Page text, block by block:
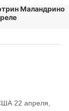
22 апреля,